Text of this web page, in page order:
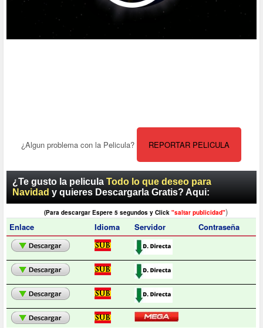
¿Algun problema con la Pelicula? REPORTAR PELICULA
¿Te gusto la peliculaTodo lo que deseo para
Navidad y quieres Descargarla Gratis? Aqui:
(Para descargar Espere 5 segundos y Click "saltar publicidad")
Enlace
Idioma Servidor Contraseña